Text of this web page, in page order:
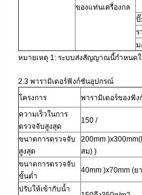
ของแท่นเครื่องกล
ปั๊
ร
ม
หมายเหตุ 1: ระบบส่งสัญญาณนี้กำหนดใ
2.3 พารามิเตอร์ฟังก์ชันอุปกรณ์
โครงการ
พารามิเตอร์ของฟั
ความเร็วในการ
ตรวจจับสูงสุด
150 /
ขนาดการตรวจจับ
สูงสุด
200mm )
สม) )
ขนาดการตรวจจับ
ขั้นต่ำ
40mm )x70mm (ย
ปรับให้เข้ากับน้ำ